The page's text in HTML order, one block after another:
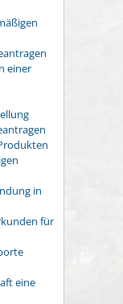
einer
in
für
eine